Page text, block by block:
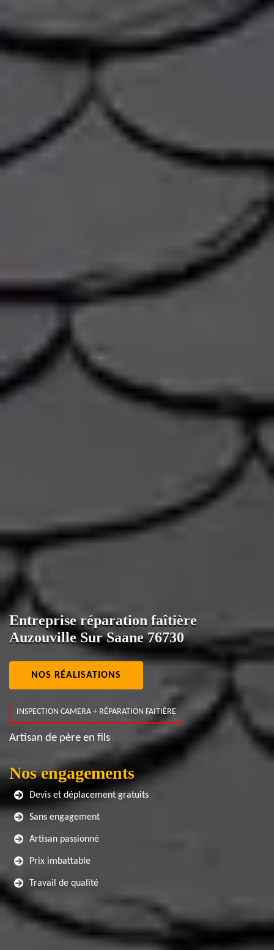
Entreprise réparation faîtière
Auzouville Sur Saane 76730
NOS RÉALISATIONS
INSPECTION CAMERA + RÉPARATION FAITIÈRE
Artisan de père en fils
Nos engagements
Devis et déplacement gratuits
Sans engagement
Artisan passionné
Prix imbattable
Travail de qualité